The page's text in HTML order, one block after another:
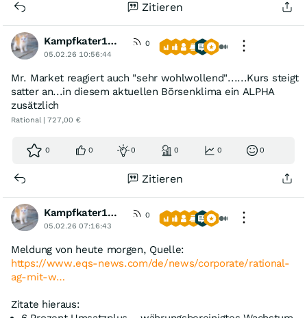
Zitieren
Kampfkater1969
0
05.02.26 10:56:44
Mr. Market reagiert auch "sehr wohlwollend"......Kurs steigt
satter an...in diesem aktuellen Börsenklima ein ALPHA
zusätzlich
Rational | 727,00 €
0 0 0 0 0 0
Zitieren
Kampfkater1969
0
05.02.26 07:16:43
Meldung von heute morgen, Quelle:
https://www.eqs-news.com/de/news/corporate/rational-
ag-mit-w…
Zitate hieraus: